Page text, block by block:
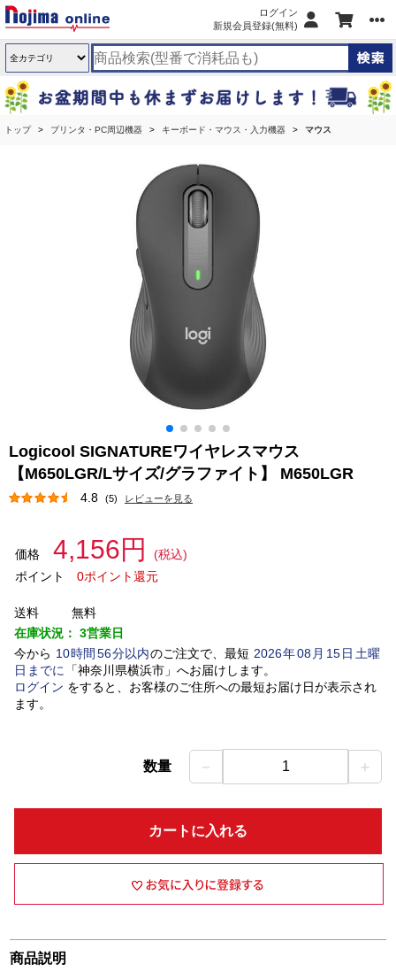
ログイン
新規会員登録(無料)
トップ プリンタ・PC周辺機器 キーボード・マウス・入力機器 マウス
Logicool SIGNATUREワイヤレスマウス
【M650LGR/Lサイズ/グラファイト】 M650LGR
4.8 (5) レビューを見る
価格 4,156円
(税込)
ポイント
0ポイント還元
送料
無料
在庫状況： 3営業日
今から 10時間 56分以内のご注文で、最短 2026年08 月 15日土曜
日 までに 「神奈川県横浜市」 へお届けします。
ログイン をすると、お客様のご住所への最短お届け日が表示され
ます。
数量 － 1 ＋
カートに入れる
商品説明